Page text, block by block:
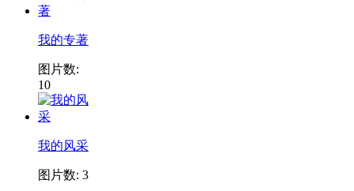
我的专著
图片数:
10
我的风采
图片数: 3